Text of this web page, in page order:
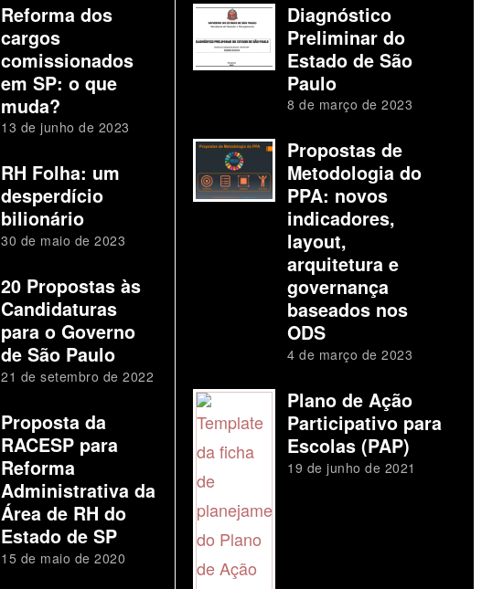
Reforma dos
cargos
comissionados
em SP: o que
muda?
13 de junho de 2023
RH Folha: um
desperdício
bilionário
30 de maio de 2023
20 Propostas às
Candidaturas
para o Governo
de São Paulo
21 de setembro de 2022
Proposta da
RACESP para
Reforma
Administrativa da
Área de RH do
Estado de SP
15 de maio de 2020
Diagnóstico
Preliminar do
Estado de São
Paulo
8 de março de 2023
Propostas de
Metodologia do
PPA: novos
indicadores,
layout,
arquitetura e
governança
baseados nos
ODS
4 de março de 2023
Plano de Ação
Participativo para
Escolas (PAP)
19 de junho de 2021